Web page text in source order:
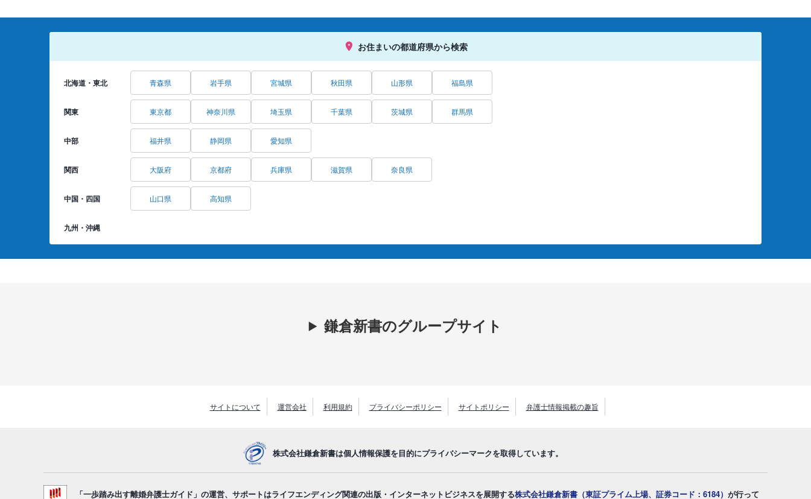
お住まいの都道府県から検索
北海道・東北 青森県 岩手県 宮城県 秋田県 山形県 福島県
関東 東京都 神奈川県 埼玉県 千葉県 茨城県 群馬県
中部 福井県 静岡県 愛知県
関西 大阪府 京都府 兵庫県 滋賀県 奈良県
中国・四国 山口県 高知県
九州・沖縄
鎌倉新書のグループサイト
サイトについて 運営会社 利用規約 プライバシーポリシー サイトポリシー 弁護士情報掲載の趣旨
株式会社鎌倉新書は個人情報保護を目的にプライバシーマークを取得しています。
「一歩踏み出す離婚弁護士ガイド」の運営、サポートはライフエンディング関連の出版・インターネットビジネスを展開する株式会社鎌倉新書（東証プライム上場、証券コード：6184） が行って